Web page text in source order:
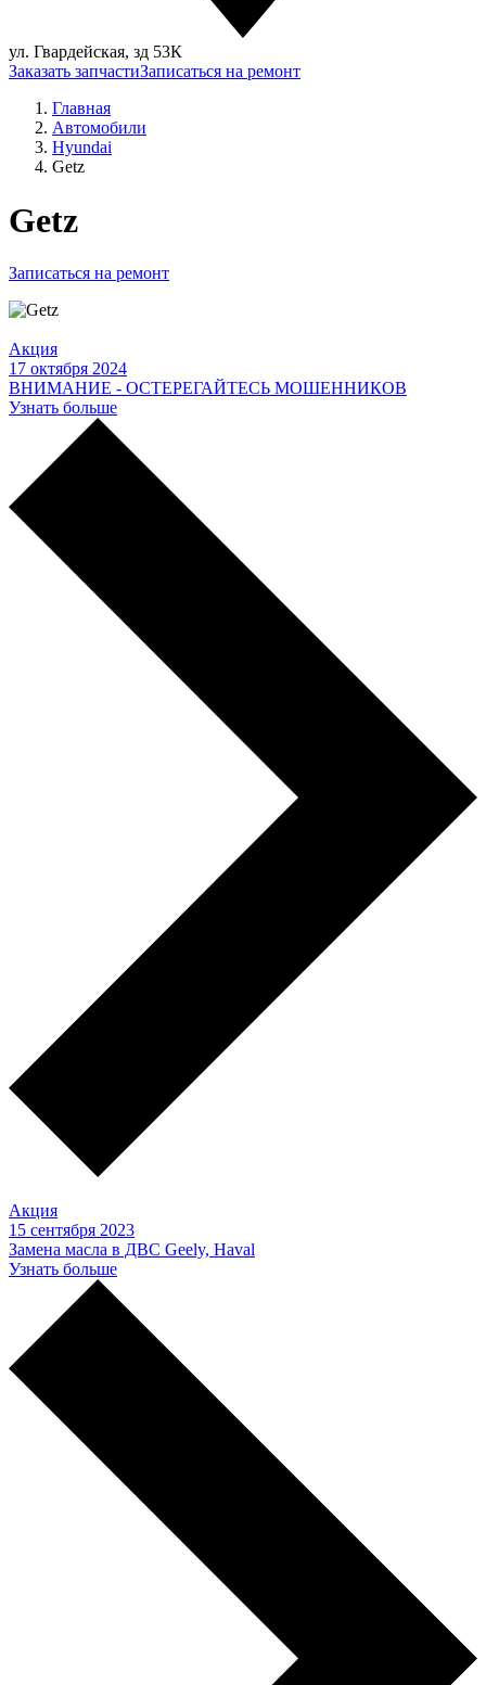
ул. Гвардейская, зд 53К
Заказать запчастиЗаписаться на ремонт
Главная
Автомобили
Hyundai
Getz
Getz
Записаться на ремонт
Акция
17 октября 2024
ВНИМАНИЕ - ОСТЕРЕГАЙТЕСЬ МОШЕННИКОВ
Узнать больше
Акция
15 сентября 2023
Замена масла в ДВС Geely, Haval
Узнать больше